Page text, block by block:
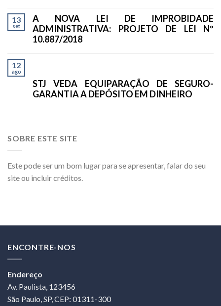
13
set
A NOVA LEI DE IMPROBIDADE
ADMINISTRATIVA: PROJETO DE LEI Nº
10.887/2018
12
ago
STJ VEDA EQUIPARAÇÃO DE SEGURO-
GARANTIA A DEPÓSITO EM DINHEIRO
SOBRE ESTE SITE
Este pode ser um bom lugar para se apresentar, falar do seu
site ou incluir créditos.
ENCONTRE-NOS
Endereço
Av. Paulista, 123456
São Paulo, SP, CEP: 01311-300